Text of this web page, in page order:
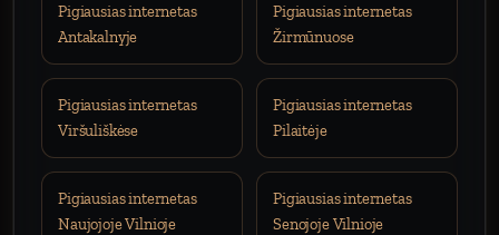
Pigiausias internetas
Antakalnyje
Pigiausias internetas
Žirmūnuose
Pigiausias internetas
Viršuliškėse
Pigiausias internetas
Pilaitėje
Pigiausias internetas
Naujojoje Vilnioje
Pigiausias internetas
Senojoje Vilnioje